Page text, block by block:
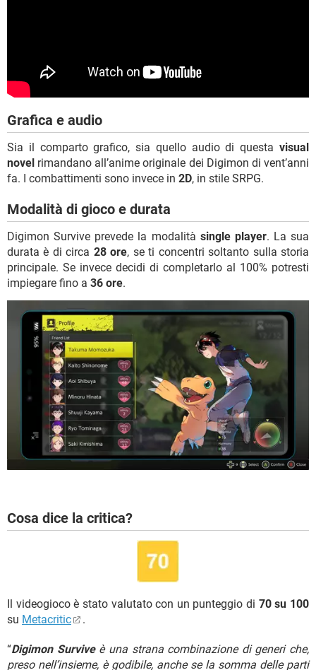
Grafica e audio
Sia il comparto grafico, sia quello audio di questa visual
novel rimandano all’anime originale dei Digimon di vent’anni
fa. I combattimenti sono invece in 2D, in stile SRPG.
Modalità di gioco e durata
Digimon Survive prevede la modalità single player. La sua
durata è di circa 28 ore, se ti concentri soltanto sulla storia
principale. Se invece decidi di completarlo al 100% potresti
impiegare fino a 36 ore.
Cosa dice la critica?
Il videogioco è stato valutato con un punteggio di 70 su 100
su Metacritic .
“Digimon Surviveè una strana combinazione di generi che,
preso nell’insieme, è godibile, anche se la somma delle parti